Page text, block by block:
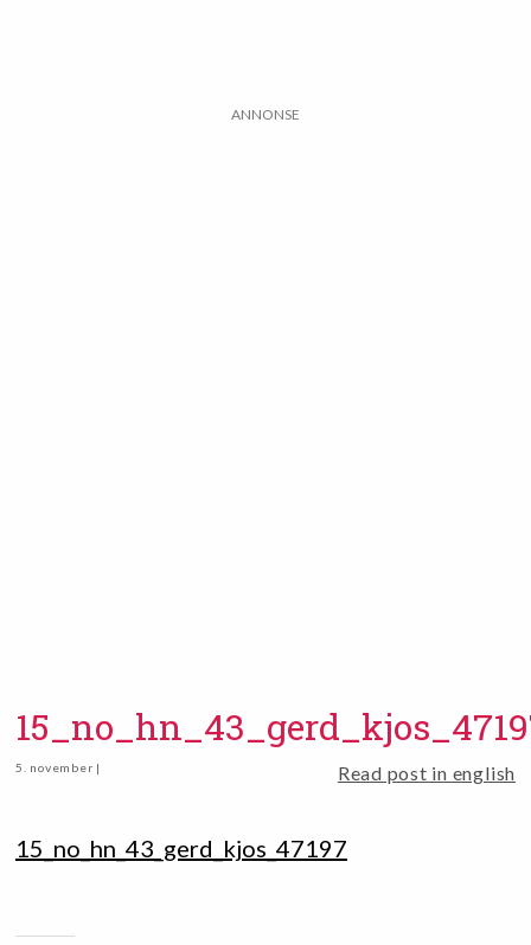
ANNONSE
5. november | Read post in english
15_no_hn_43_gerd_kjos_47197